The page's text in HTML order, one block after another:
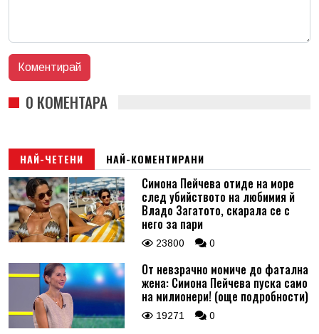
0 КОМЕНТАРА
НАЙ-ЧЕТЕНИ НАЙ-КОМЕНТИРАНИ
Симона Пейчева отиде на море
след убийството на любимия й
Владо Загатото, скарала се с
него за пари
23800 0
От невзрачно момиче до фатална
жена: Симона Пейчева пуска само
на милионери! (още подробности)
19271 0